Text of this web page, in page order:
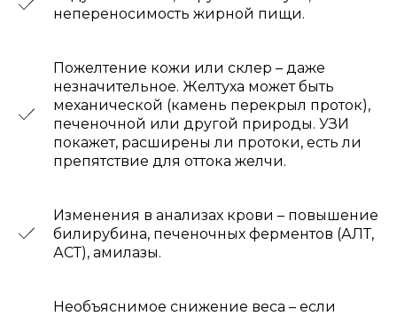
непереносимость жирной пищи.
Пожелтение кожи или склер – даже
незначительное. Желтуха может быть
механической (камень перекрыл проток),
печеночной или другой природы. УЗИ
покажет, расширены ли протоки, есть ли
препятствие для оттока желчи.
Изменения в анализах крови – повышение
билирубина, печеночных ферментов (АЛТ,
АСТ), амилазы.
Необъяснимое снижение веса – если